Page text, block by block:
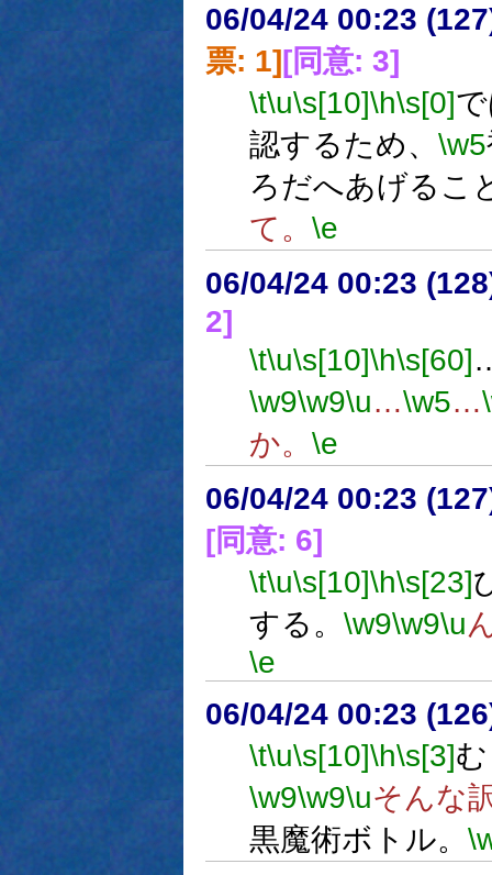
06/04/24 00:23
票: 1][同意: 3]
\t\u\s[10]\h\s[0]
認するため、 \w5
ろだへあげるこ
て。 \e
06/04/24 00:23
2]
\t\u\s[10]\h\s[60]
\w9\w9\u…\w5…
か。 \e
06/04/24 00:23
[同意: 6]
\t\u\s[10]\h\s[23]
する。 \w9\w9\u
\e
06/04/24 00:23
\t\u\s[10]\h\s[3]
\w9\w9\uそんな
黒魔術ボトル。